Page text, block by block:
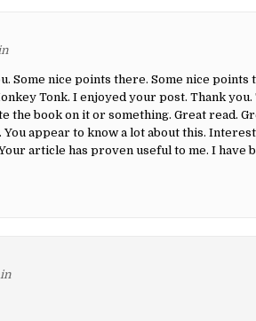
Some nice points there. Some nice points
Tonk. I enjoyed your post. Thank you.
the book on it or something. Great read.
appear to know a lot about this.
article has proven useful to me. I have